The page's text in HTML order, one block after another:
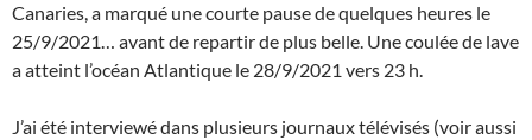
Canaries, a marqué une courte pause de quelques heures le
25/9/2021… avant de repartir de plus belle. Une coulée de lave
a atteint l’océan Atlantique le 28/9/2021 vers 23 h.
J’ai été interviewé dans plusieurs journaux télévisés (voir aussi